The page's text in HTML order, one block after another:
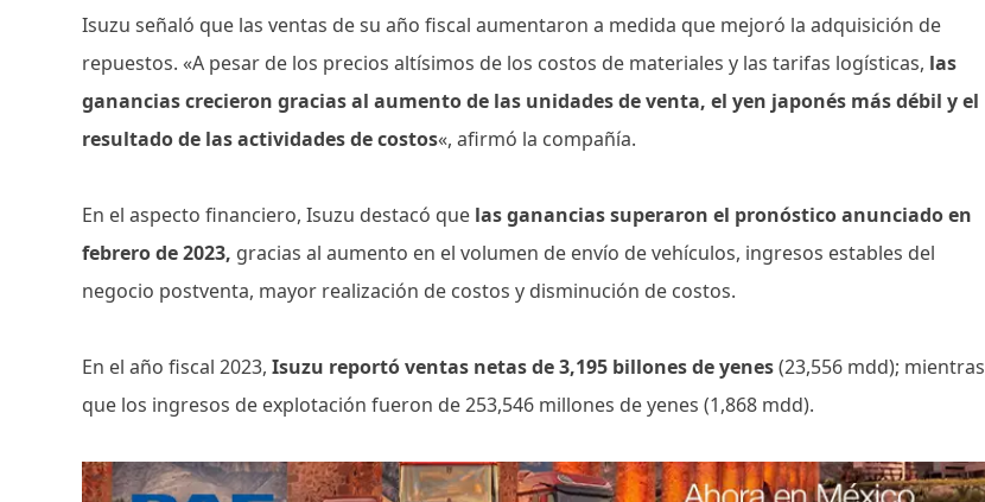
Isuzu señaló que las ventas de su año fiscal aumentaron a medida que mejoró la adquisición de
repuestos. «A pesar de los precios altísimos de los costos de materiales y las tarifas logísticas, las
ganancias crecieron gracias al aumento de las unidades de venta, el yen japonés más débil y el
resultado de las actividades de costos«, afirmó la compañía.
En el aspecto financiero, Isuzu destacó que las ganancias superaron el pronóstico anunciado en
febrero de 2023, gracias al aumento en el volumen de envío de vehículos, ingresos estables del
negocio postventa, mayor realización de costos y disminución de costos.
En el año fiscal 2023,Isuzu reportó ventas netas de 3,195 billones de yenes(23,556 mdd); mientras
que los ingresos de explotación fueron de 253,546 millones de yenes (1,868 mdd).